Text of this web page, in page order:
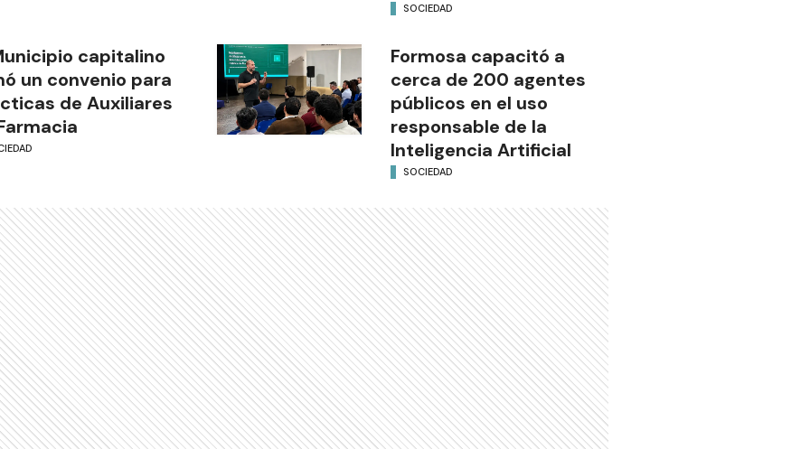
SOCIEDAD
capitalino
un convenio para
de Auxiliares
Formosa capacitó a
cerca de 200 agentes
públicos en el uso
responsable de la
Inteligencia Artificial
SOCIEDAD